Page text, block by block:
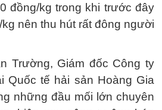
đồng/kg trong khi trước đây
nên thu hút rất đông người
Trường, Giám đốc Công ty
Quốc tế hải sản Hoàng Gia
những đầu mối lớn chuyên